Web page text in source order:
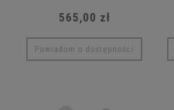
565,00 zł
Powiadom o dostępności